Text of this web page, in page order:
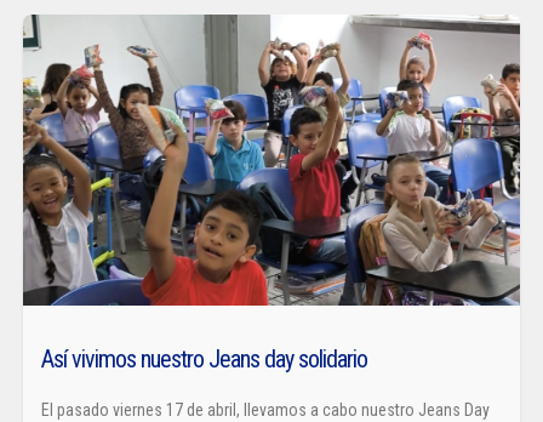
Así vivimos nuestro Jeans day solidario
El pasado viernes 17 de abril, llevamos a cabo nuestro Jeans Day